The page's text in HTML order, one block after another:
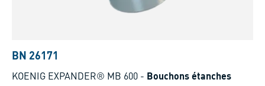
BN 26171
KOENIG EXPANDER® MB 600 - Bouchons étanches